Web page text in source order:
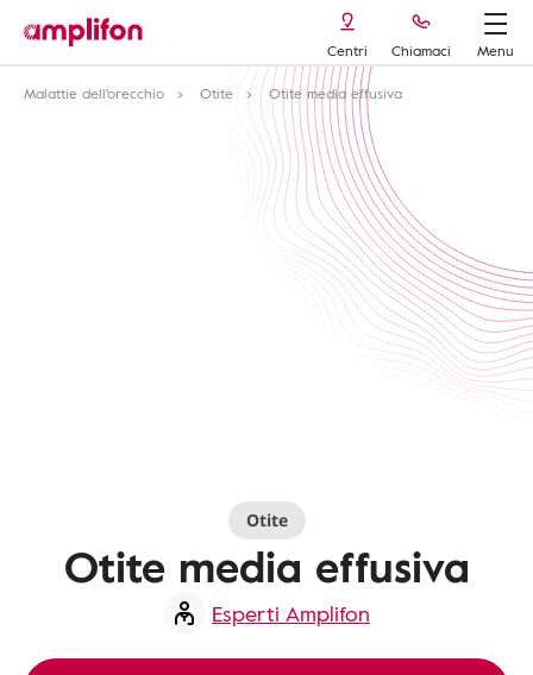
Centri Chiamaci
Menu
Malattie dell'orecchio
Otite Otite media effusiva
Otite
Otite media effusiva
Esperti Amplifon